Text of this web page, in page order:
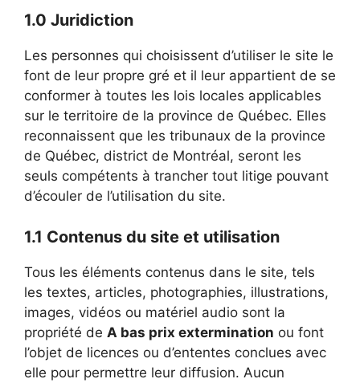
1.0 Juridiction
Les personnes qui choisissent d’utiliser le site le
font de leur propre gré et il leur appartient de se
conformer à toutes les lois locales applicables
sur le territoire de la province de Québec. Elles
reconnaissent que les tribunaux de la province
de Québec, district de Montréal, seront les
seuls compétents à trancher tout litige pouvant
d’écouler de l’utilisation du site.
1.1 Contenus du site et utilisation
Tous les éléments contenus dans le site, tels
les textes, articles, photographies, illustrations,
images, vidéos ou matériel audio sont la
propriété de A bas prix extermination ou font
l’objet de licences ou d’ententes conclues avec
elle pour permettre leur diffusion. Aucun